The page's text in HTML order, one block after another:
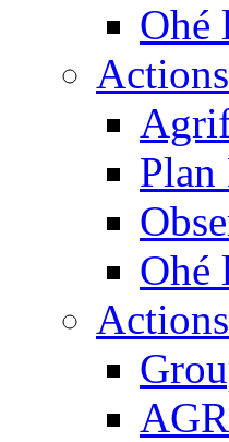
Ohé
Ohé